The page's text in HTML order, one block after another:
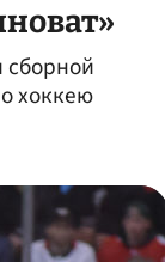
хоккею